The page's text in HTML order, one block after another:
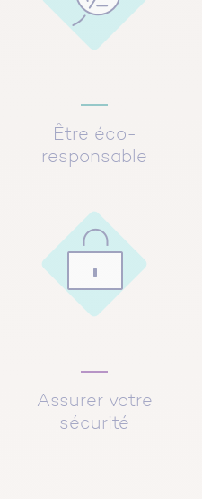
Être éco-
responsable
Assurer votre
sécurité